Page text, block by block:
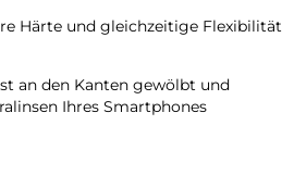
Härte und gleichzeitige Flexibilität
an den Kanten gewölbt und
Ihres Smartphones